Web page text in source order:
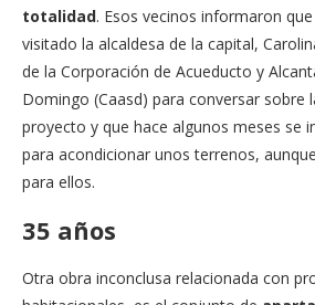
totalidad. Esos vecinos informaron
visitado la alcaldesa de la capital,
de la Corporación de Acueducto y
Domingo (Caasd) para conversar sobre
proyecto y que hace algunos meses se
para acondicionar unos terrenos,
para ellos.
35 años
Otra obra inconclusa relacionada con